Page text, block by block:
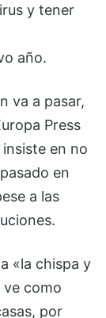
y tener
año.
va a pasar,
Press
en no
en
a las
«la chispa y
ve como
por